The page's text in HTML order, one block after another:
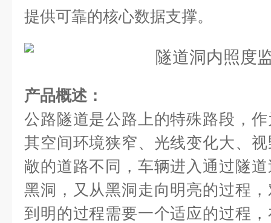
提供可靠的核心数据支撑。
产品概述：
公路隧道是公路上的特殊路段，
其空间环境狭窄、光线变化大、
敞的道路不同，车辆进入通过隧
黑洞，又从黑洞走向明亮的过程
到明的过程需要一个适应的过程